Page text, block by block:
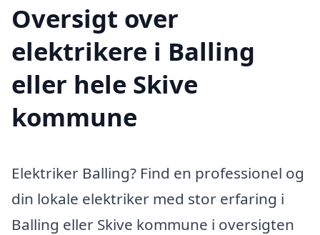
Oversigt over
elektrikere i Balling
eller hele Skive
kommune
Elektriker Balling? Find en professionel og
din lokale elektriker med stor erfaring i
Balling eller Skive kommune i oversigten